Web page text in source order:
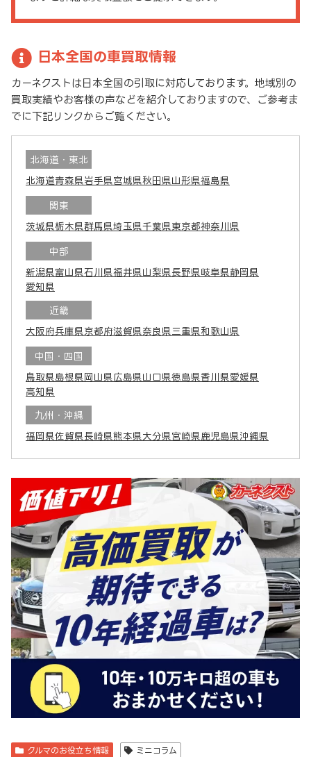
日本全国の車買取情報
カーネクストは日本全国の引取に対応しております。地域別の
買取実績やお客様の声などを紹介しておりますので、ご参考ま
でに下記リンクからご覧ください。
北海道・東北
北海道青森県岩手県宮城県秋田県山形県福島県
関東
茨城県栃木県群馬県埼玉県千葉県東京都神奈川県
中部
新潟県富山県石川県福井県山梨県長野県岐阜県静岡県
愛知県
近畿
大阪府兵庫県京都府滋賀県奈良県 三重県和歌山県
中国・四国
鳥取県島根県岡山県広島県山口県徳島県香川県愛媛県
高知県
九州・沖縄
福岡県佐賀県長崎県熊本県大分県宮崎県鹿児島県沖縄県
クルマのお役立ち情報 ミニコラム